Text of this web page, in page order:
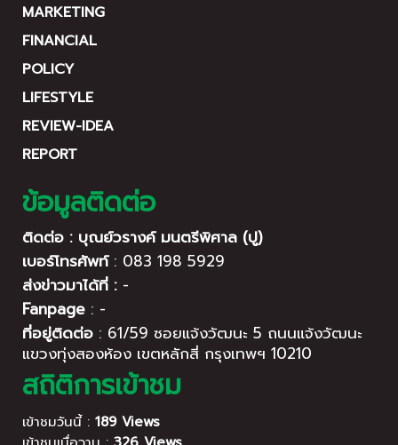
MARKETING
FINANCIAL
POLICY
LIFESTYLE
REVIEW-IDEA
REPORT
ข้อมูลติดต่อ
ติดต่อ : บุณย์วรางค์ มนตรีพิศาล (ปู)
เบอร์โทรศัพท์: 083 198 5929
ส่งข่าวมาได้ที่ : -
Fanpage : -
ที่อยู่ติดต่อ : 61/59 ซอยแจ้งวัฒนะ 5 ถนนแจ้งวัฒนะ
แขวงทุ่งสองห้อง เขตหลักสี่ กรุงเทพฯ 10210
สถิติการเข้าชม
เข้าชมวันนี้ : 189 Views